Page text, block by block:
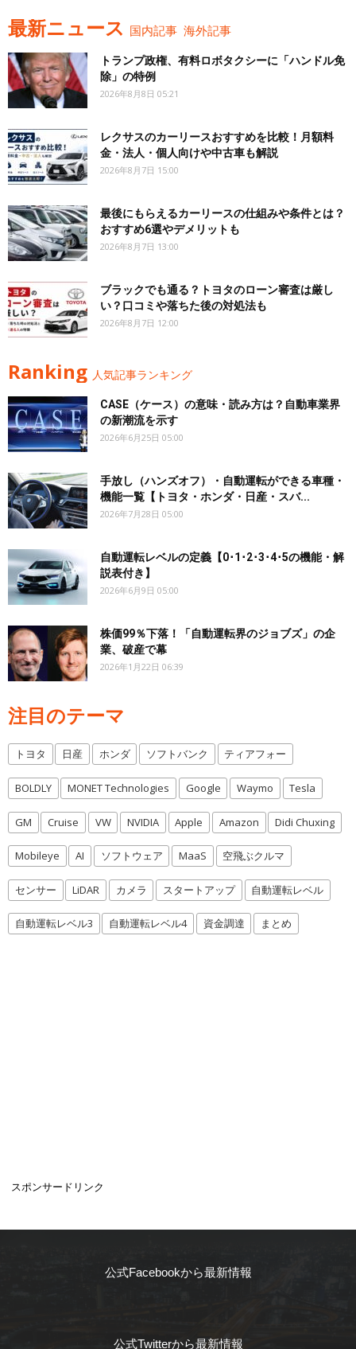
最新ニュース 国内記事 海外記事
トランプ政権、有料ロボタクシーに「ハンドル免
除」の特例
2026年8月8日 05:21
レクサスのカーリースおすすめを比較！月額料
金・法人・個人向けや中古車も解説
2026年8月7日 15:00
最後にもらえるカーリースの仕組みや条件とは？
おすすめ6選やデメリットも
2026年8月7日 13:00
ブラックでも通る？トヨタのローン審査は厳し
い？口コミや落ちた後の対処法も
2026年8月7日 12:00
Ranking 人気記事ランキング
CASE（ケース）の意味・読み方は？自動車業界
の新潮流を示す
2026年6月25日 05:00
手放し（ハンズオフ）・自動運転ができる車種・
機能一覧【トヨタ・ホンダ・日産・スバ...
2026年7月28日 05:00
自動運転レベルの定義【0･1･2･3･4･5の機能・解
説表付き】
2026年6月9日 05:00
株価99％下落！「自動運転界のジョブズ」の企
業、破産で幕
2026年1月22日 06:39
注目のテーマ
トヨタ 日産 ホンダ ソフトバンク ティアフォー
BOLDLY MONET Technologies Google Waymo Tesla
GM Cruise VW NVIDIA Apple Amazon Didi Chuxing
Mobileye AI ソフトウェア MaaS 空飛ぶクルマ
センサー LiDAR カメラ スタートアップ 自動運転レベル
自動運転レベル3 自動運転レベル4 資金調達 まとめ
スポンサードリンク
公式Facebookから最新情報
公式Twitterから最新情報